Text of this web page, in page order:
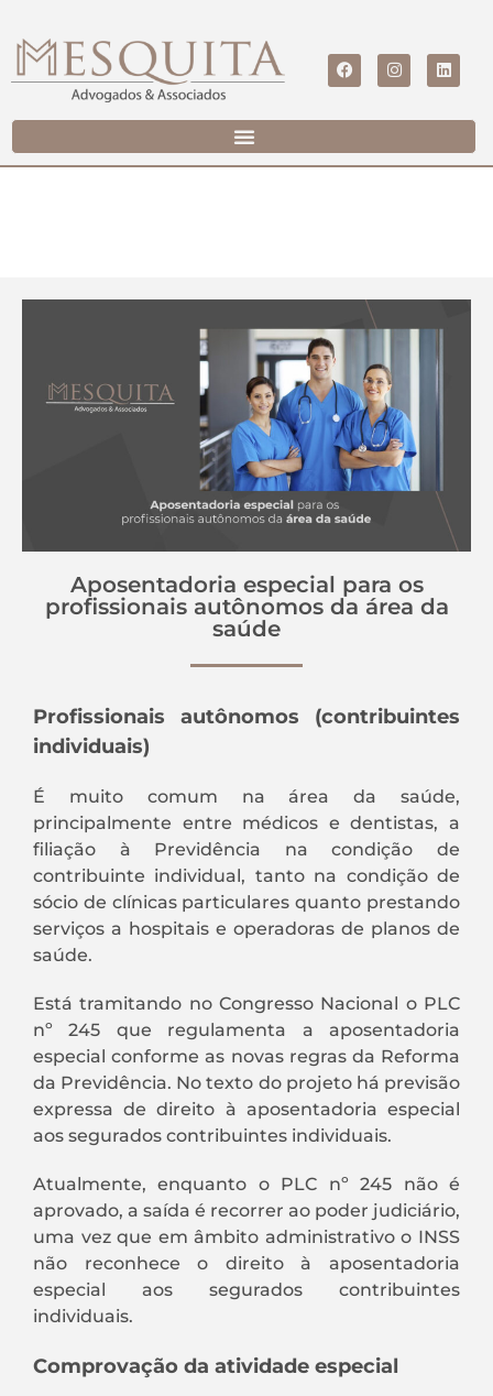
Aposentadoria especial para os
profissionais autônomos da área da
saúde
Profissionais autônomos (contribuintes
individuais)
É muito comum na área da saúde,
principalmente entre médicos e dentistas, a
filiação à Previdência na condição de
contribuinte individual, tanto na condição de
sócio de clínicas particulares quanto prestando
serviços a hospitais e operadoras de planos de
saúde.
Está tramitando no Congresso Nacional o PLC
nº 245 que regulamenta a aposentadoria
especial conforme as novas regras da Reforma
da Previdência. No texto do projeto há previsão
expressa de direito à aposentadoria especial
aos segurados contribuintes individuais.
Atualmente, enquanto o PLC nº 245 não é
aprovado, a saída é recorrer ao poder judiciário,
uma vez que em âmbito administrativo o INSS
não reconhece o direito à aposentadoria
especial aos segurados contribuintes
individuais.
Comprovação da atividade especial